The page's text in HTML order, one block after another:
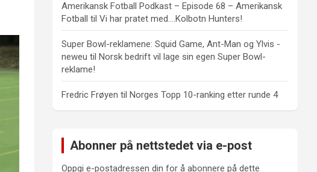
Amerikansk Fotball Podkast – Episode 68 – Amerikansk
Fotball tilVi har pratet med….Kolbotn Hunters!
Super Bowl-reklamene: Squid Game, Ant-Man og Ylvis -
neweu tilNorsk bedrift vil lage sin egen Super Bowl-
reklame!
Fredric Frøyen tilNorges Topp 10-ranking etter runde 4
Abonner på nettstedet via e-post
Oppgi e-postadressen din for å abonnere på dette